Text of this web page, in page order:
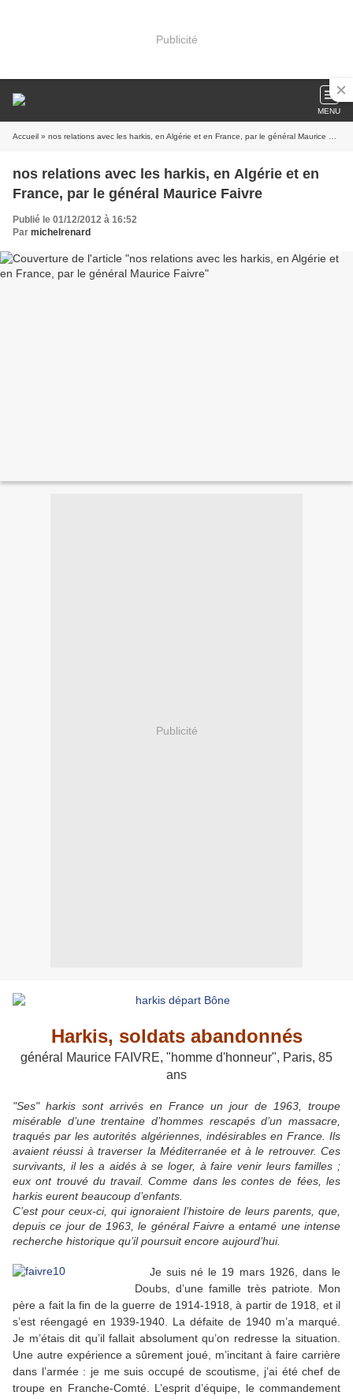
Publicité
MENU
Accueil » nos relations avec les harkis, en Algérie et en France, par le général Maurice Faivre
nos relations avec les harkis, en Algérie et en
France, par le général Maurice Faivre
Publié le 01/12/2012 à 16:52
Par michelrenard
Publicité
Harkis, soldats abandonnés
général Maurice FAIVRE, "homme d'honneur", Paris, 85
ans
"Ses" harkis sont arrivés en France un jour de 1963, troupe
misérable d’une trentaine d’hommes rescapés d’un massacre,
traqués par les autorités algériennes, indésirables en France. Ils
avaient réussi à traverser la Méditerranée et à le retrouver. Ces
survivants, il les a aidés à se loger, à faire venir leurs familles ;
eux ont trouvé du travail. Comme dans les contes de fées, les
harkis eurent beaucoup d’enfants.
C’est pour ceux-ci, qui ignoraient l’histoire de leurs parents, que,
depuis ce jour de 1963, le général Faivre a entamé une intense
recherche historique qu’il poursuit encore aujourd’hui.
Je suis né le 19 mars 1926, dans le
Doubs, d’une famille très patriote. Mon
père a fait la fin de la guerre de 1914-1918, à partir de 1918, et il
s’est réengagé en 1939-1940. La défaite de 1940 m’a marqué.
Je m’étais dit qu’il fallait absolument qu’on redresse la situation.
Une autre expérience a sûrement joué, m’incitant à faire carrière
dans l’armée : je me suis occupé de scoutisme, j’ai été chef de
troupe en Franche-Comté. L’esprit d’équipe, le commandement